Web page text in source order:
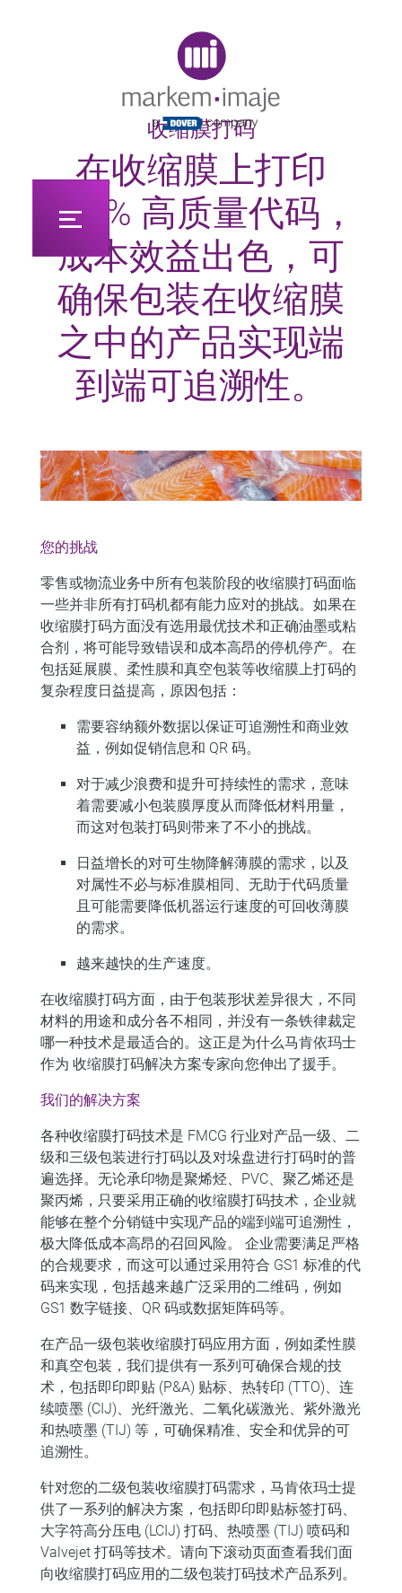
收缩膜打码
在收缩膜上打印
100% 高质量代码，
成本效益出色，可
确保包装在收缩膜
之中的产品实现端
到端可追溯性。
您的挑战
零售或物流业务中所有包装阶段的收缩膜打码面临
一些并非所有打码机都有能力应对的挑战。如果在
收缩膜打码方面没有选用最优技术和正确油墨或粘
合剂，将可能导致错误和成本高昂的停机停产。在
包括延展膜、柔性膜和真空包装等收缩膜上打码的
复杂程度日益提高，原因包括：
需要容纳额外数据以保证可追溯性和商业效
益，例如促销信息和 QR 码。
对于减少浪费和提升可持续性的需求，意味
着需要减小包装膜厚度从而降低材料用量，
而这对包装打码则带来了不小的挑战。
日益增长的对可生物降解薄膜的需求，以及
对属性不必与标准膜相同、无助于代码质量
且可能需要降低机器运行速度的可回收薄膜
的需求。
越来越快的生产速度。
在收缩膜打码方面，由于包装形状差异很大，不同
材料的用途和成分各不相同，并没有一条铁律裁定
哪一种技术是最适合的。这正是为什么马肯依玛士
作为 收缩膜打码解决方案专家向您伸出了援手。
我们的解决方案
各种收缩膜打码技术是 FMCG 行业对产品一级、二
级和三级包装进行打码以及对垛盘进行打码时的普
遍选择。无论承印物是聚烯烃、PVC、聚乙烯还是
聚丙烯，只要采用正确的收缩膜打码技术，企业就
能够在整个分销链中实现产品的端到端可追溯性，
极大降低成本高昂的召回风险。 企业需要满足严格
的合规要求，而这可以通过采用符合 GS1 标准的代
码来实现，包括越来越广泛采用的二维码，例如
GS1 数字链接、QR 码或数据矩阵码等。
在产品一级包装收缩膜打码应用方面，例如柔性膜
和真空包装，我们提供有一系列可确保合规的技
术，包括即印即贴 (P&A) 贴标、热转印 (TTO)、连
续喷墨 (CIJ)、光纤激光、二氧化碳激光、紫外激光
和热喷墨 (TIJ) 等，可确保精准、安全和优异的可
追溯性。
针对您的二级包装收缩膜打码需求， 马肯依玛士提
供了一系列的解决方案，包括即印即贴标签打码、
大字符高分压电 (LCIJ) 打码、热喷墨 (TIJ) 喷码和
Valvejet 打码等技术。请向下滚动页面查看我们面
向收缩膜打码应用的二级包装打码技术产品系列。